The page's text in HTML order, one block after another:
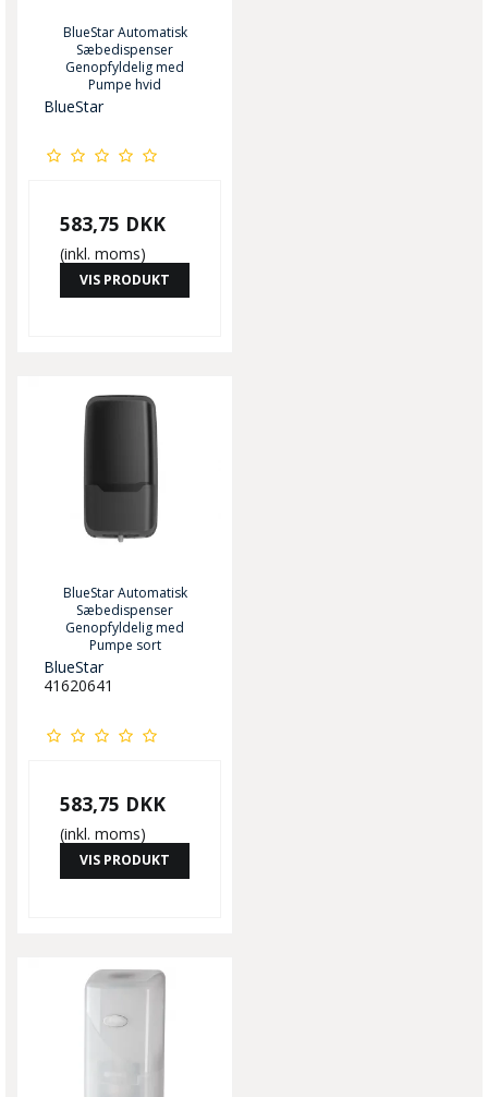
BlueStar Automatisk
Sæbedispenser
Genopfyldelig med
Pumpe hvid
BlueStar
583,75 DKK
(inkl. moms)
VIS PRODUKT
BlueStar Automatisk
Sæbedispenser
Genopfyldelig med
Pumpe sort
BlueStar
41620641
583,75 DKK
(inkl. moms)
VIS PRODUKT